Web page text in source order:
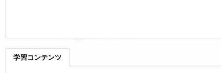
学習コンテンツ